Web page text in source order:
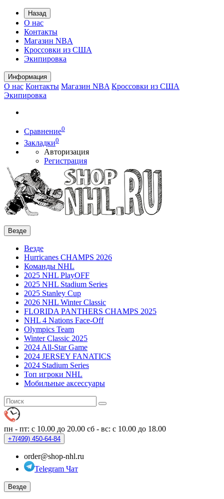
Назад
О нас
Контакты
Магазин NBA
Кроссовки из США
Экипировка
Информация
О нас Контакты Магазин NBA Кроссовки из США
Экипировка
Сравнение0
Закладки0
Авторизация
Регистрация
Везде
Везде
Hurricanes CHAMPS 2026
Команды NHL
2025 NHL PlayOFF
2025 NHL Stadium Series
2025 Stanley Cup
2026 NHL Winter Classic
FLORIDA PANTHERS CHAMPS 2025
NHL 4 Nations Face-Off
Olympics Team
Winter Classic 2025
2024 All-Star Game
2024 JERSEY FANATICS
2024 Stadium Series
Топ игроки NHL
Мобильные аксессуары
пн - пт: с 10.00 до 20.00 сб - вс: с 10.00 до 18.00
+7(499) 450-64-84
order@shop-nhl.ru
Telegram Чат
Везде